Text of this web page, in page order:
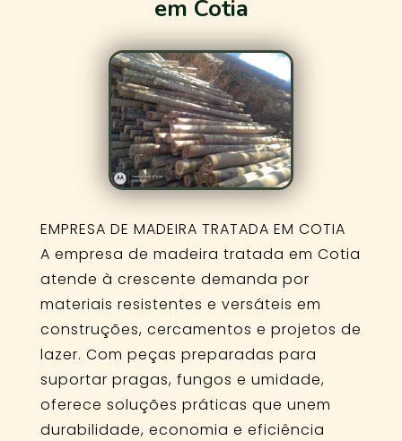
em Cotia
EMPRESA DE MADEIRA TRATADA EM COTIA
A empresa de madeira tratada em Cotia
atende à crescente demanda por
materiais resistentes e versáteis em
construções, cercamentos e projetos de
lazer. Com peças preparadas para
suportar pragas, fungos e umidade,
oferece soluções práticas que unem
durabilidade, economia e eficiência